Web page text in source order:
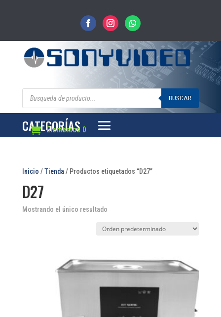
Búsqueda
BUSCAR
Elementos 0
CATEGORÍAS
Inicio /Tienda / Productos etiquetados “D27”
D27
Mostrando el único resultado